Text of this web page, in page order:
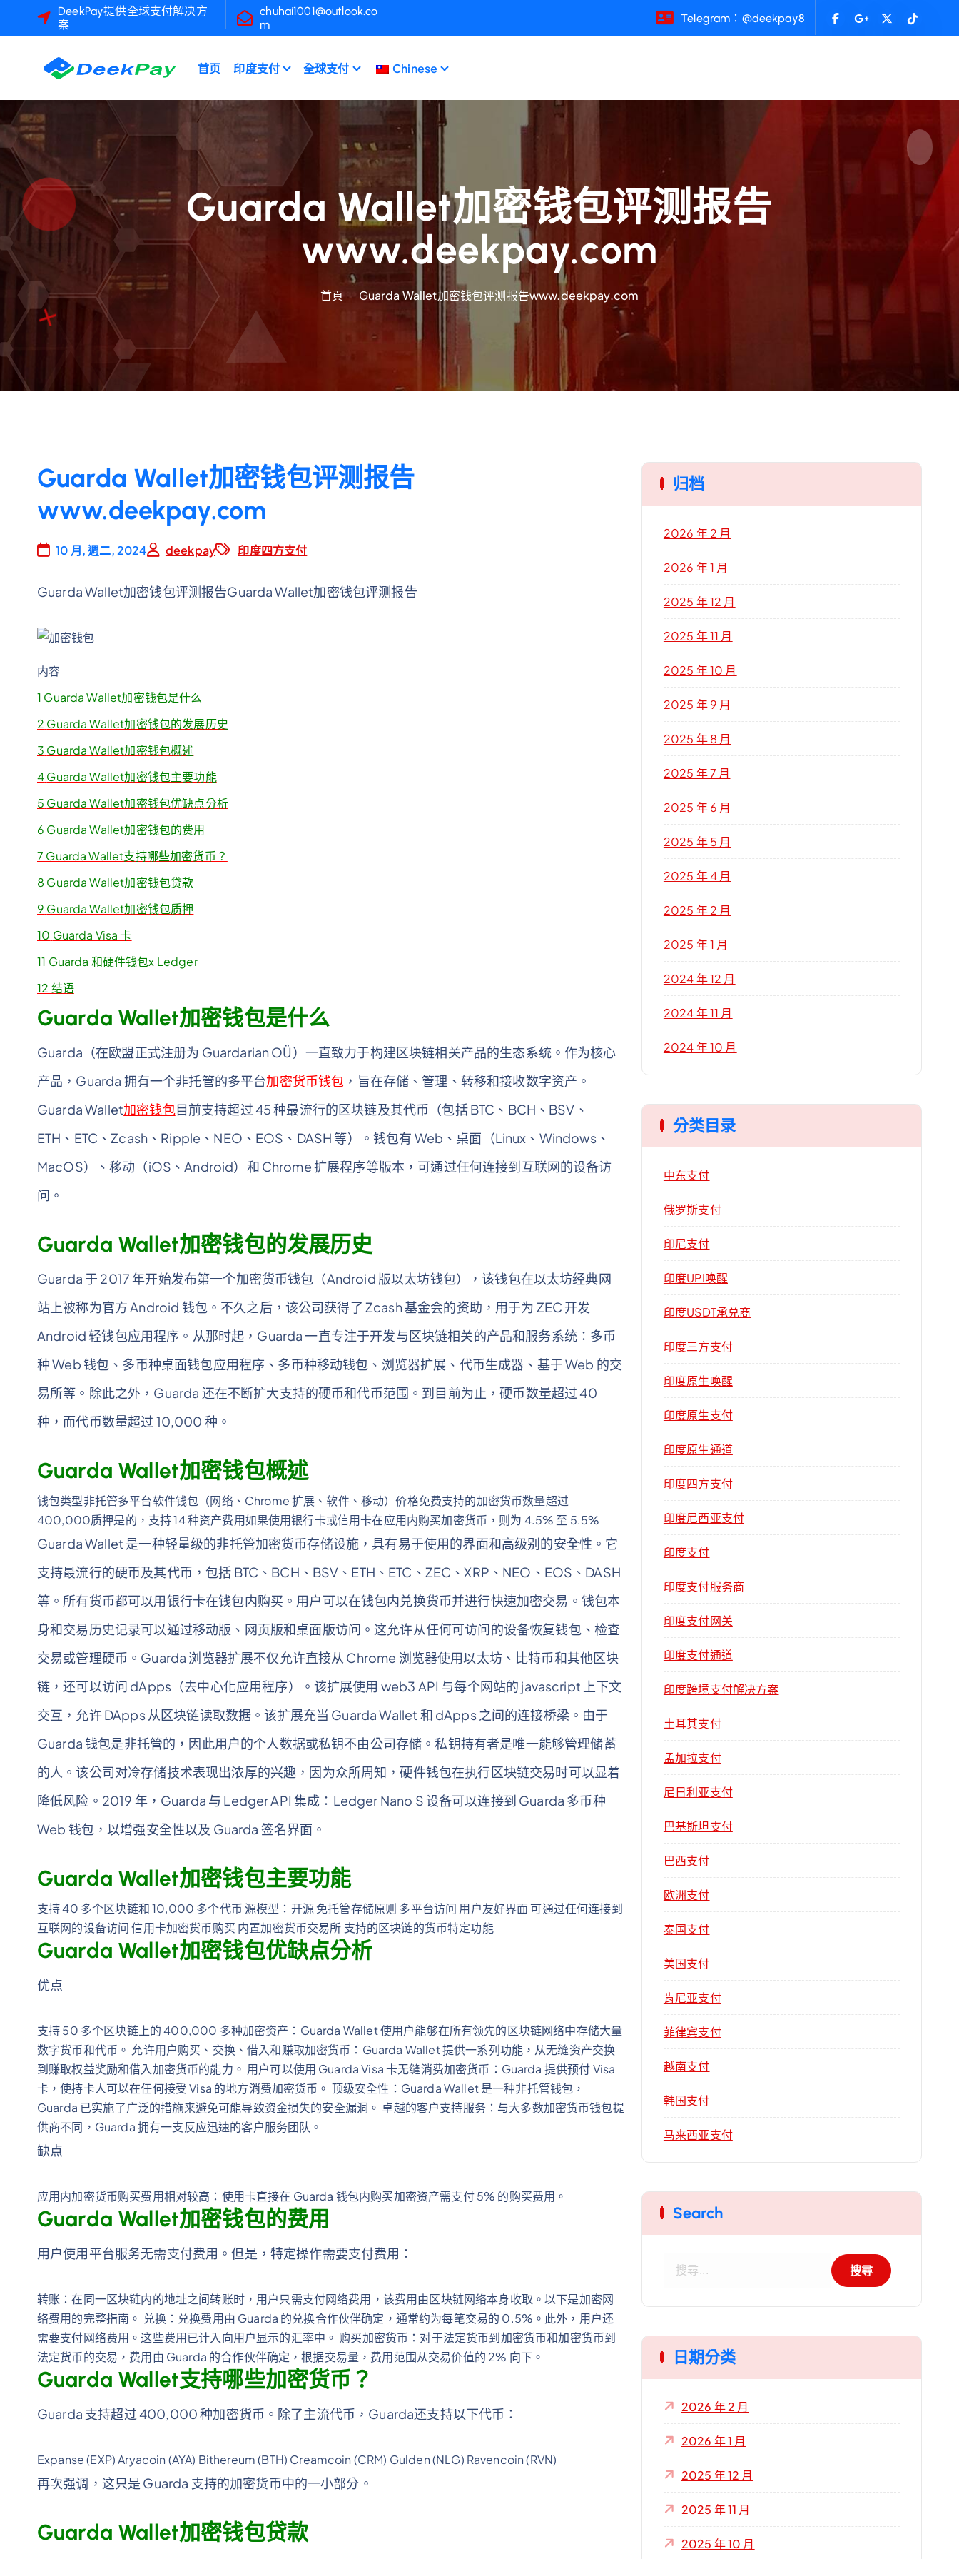
DeekPay提供全球支付解决方
案
chuhai1001@outlook.co
m
Telegram：@deekpay8
首页 印度支付 全球支付 Chinese
Guarda Wallet加密钱包评测报告
www.deekpay.com
首頁 Guarda Wallet加密钱包评测报告www.deekpay.com
Guarda Wallet加密钱包评测报告
www.deekpay.com
10 月, 週二, 2024 deekpay 印度四方支付
Guarda Wallet加密钱包评测报告Guarda Wallet加密钱包评测报告
内容
1 Guarda Wallet加密钱包是什么
2 Guarda Wallet加密钱包的发展历史
3 Guarda Wallet加密钱包概述
4Guarda Wallet加密钱包主要功能
5 Guarda Wallet加密钱包优缺点分析
6 Guarda Wallet加密钱包的费用
7 Guarda Wallet支持哪些加密货币？
8 Guarda Wallet加密钱包贷款
9 Guarda Wallet加密钱包质押
10 Guarda Visa 卡
11 Guarda 和硬件钱包x Ledger
12 结语
Guarda Wallet加密钱包是什么
Guarda（在欧盟正式注册为 Guardarian OÜ）一直致力于构建区块链相关产品的生态系统。作为核心
产品，Guarda 拥有一个非托管的多平台加密货币钱包 ，旨在存储、管理、转移和接收数字资产。
Guarda Wallet加密钱包目前支持超过 45 种最流行的区块链及其代币（包括 BTC、BCH、BSV、
ETH、ETC、Zcash、Ripple、NEO、EOS、DASH 等）。钱包有 Web、桌面（Linux、Windows、
MacOS）、移动（iOS、Android）和 Chrome 扩展程序等版本，可通过任何连接到互联网的设备访
问。
Guarda Wallet加密钱包的发展历史
Guarda 于 2017 年开始发布第一个加密货币钱包（Android 版以太坊钱包），该钱包在以太坊经典网
站上被称为官方 Android 钱包。不久之后，该公司获得了 Zcash 基金会的资助，用于为 ZEC 开发
Android 轻钱包应用程序。从那时起，Guarda 一直专注于开发与区块链相关的产品和服务系统：多币
种 Web 钱包、多币种桌面钱包应用程序、多币种移动钱包、浏览器扩展、代币生成器、基于 Web 的交
易所等。除此之外，Guarda 还在不断扩大支持的硬币和代币范围。到目前为止，硬币数量超过 40
种，而代币数量超过 10,000 种。
Guarda Wallet加密钱包概述
钱包类型非托管多平台软件钱包（网络、Chrome 扩展、软件、移动）价格免费支持的加密货币数量超过
400,000质押是的，支持 14 种资产费用如果使用银行卡或信用卡在应用内购买加密货币，则为 4.5% 至 5.5%
Guarda Wallet 是一种轻量级的非托管加密货币存储设施，具有易于使用的界面和高级别的安全性。它
支持最流行的硬币及其代币，包括 BTC、BCH、BSV、ETH、ETC、ZEC、XRP、NEO、EOS、DASH
等。所有货币都可以用银行卡在钱包内购买。用户可以在钱包内兑换货币并进行快速加密交易。钱包本
身和交易历史记录可以通过移动版、网页版和桌面版访问。这允许从任何可访问的设备恢复钱包、检查
交易或管理硬币。Guarda 浏览器扩展不仅允许直接从 Chrome 浏览器使用以太坊、比特币和其他区块
链，还可以访问 dApps（去中心化应用程序）。该扩展使用 web3 API 与每个网站的 javascript 上下文
交互，允许 DApps 从区块链读取数据。该扩展充当 Guarda Wallet 和 dApps 之间的连接桥梁。由于
Guarda 钱包是非托管的，因此用户的个人数据或私钥不由公司存储。私钥持有者是唯一能够管理储蓄
的人。该公司对冷存储技术表现出浓厚的兴趣，因为众所周知，硬件钱包在执行区块链交易时可以显着
降低风险。2019 年，Guarda 与 Ledger API 集成：Ledger Nano S 设备可以连接到 Guarda 多币种
Web 钱包，以增强安全性以及 Guarda 签名界面。
Guarda Wallet加密钱包主要功能
支持 40 多个区块链和 10,000 多个代币 源模型：开源 免托管存储原则 多平台访问 用户友好界面 可通过任何连接到
互联网的设备访问 信用卡加密货币购买 内置加密货币交易所 支持的区块链的货币特定功能
Guarda Wallet加密钱包优缺点分析
优点
支持 50 多个区块链上的 400,000 多种加密资产：Guarda Wallet 使用户能够在所有领先的区块链网络中存储大量
数字货币和代币。 允许用户购买、交换、借入和赚取加密货币：Guarda Wallet 提供一系列功能，从无缝资产交换
到赚取权益奖励和借入加密货币的能力。 用户可以使用 Guarda Visa 卡无缝消费加密货币：Guarda 提供预付 Visa
卡，使持卡人可以在任何接受 Visa 的地方消费加密货币。 顶级安全性：Guarda Wallet 是一种非托管钱包，
Guarda 已实施了广泛的措施来避免可能导致资金损失的安全漏洞。 卓越的客户支持服务：与大多数加密货币钱包提
供商不同，Guarda 拥有一支反应迅速的客户服务团队。
缺点
应用内加密货币购买费用相对较高：使用卡直接在 Guarda 钱包内购买加密资产需支付 5% 的购买费用。
Guarda Wallet加密钱包的费用
用户使用平台服务无需支付费用。但是，特定操作需要支付费用：
转账：在同一区块链内的地址之间转账时，用户只需支付网络费用，该费用由区块链网络本身收取。以下是加密网
络费用的完整指南。 兑换：兑换费用由 Guarda 的兑换合作伙伴确定，通常约为每笔交易的 0.5%。此外，用户还
需要支付网络费用。这些费用已计入向用户显示的汇率中。 购买加密货币：对于法定货币到加密货币和加密货币到
法定货币的交易，费用由 Guarda 的合作伙伴确定，根据交易量，费用范围从交易价值的 2% 向下。
Guarda Wallet支持哪些加密货币？
Guarda 支持超过 400,000 种加密货币。除了主流代币，Guarda还支持以下代币：
Expanse (EXP) Aryacoin (AYA) Bithereum (BTH) Creamcoin (CRM) Gulden (NLG) Ravencoin (RVN)
再次强调，这只是 Guarda 支持的加密货币中的一小部分。
Guarda Wallet加密钱包贷款
归档
2026 年 2 月
2026 年 1 月
2025 年 12 月
2025 年 11 月
2025 年 10 月
2025 年 9 月
2025 年 8 月
2025 年 7 月
2025 年 6 月
2025 年 5 月
2025 年 4 月
2025 年 2 月
2025 年 1 月
2024 年 12 月
2024 年 11 月
2024 年 10 月
分类目录
中东支付
俄罗斯支付
印尼支付
印度UPI唤醒
印度USDT承兑商
印度三方支付
印度原生唤醒
印度原生支付
印度原生通道
印度四方支付
印度尼西亚支付
印度支付
印度支付服务商
印度支付网关
印度支付通道
印度跨境支付解决方案
土耳其支付
孟加拉支付
尼日利亚支付
巴基斯坦支付
巴西支付
欧洲支付
泰国支付
美国支付
肯尼亚支付
菲律宾支付
越南支付
韩国支付
马来西亚支付
Search
字
:
日期分类
2026 年 2 月
2026 年 1 月
2025 年 12 月
2025 年 11 月
2025 年 10 月